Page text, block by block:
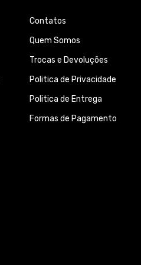
Contatos
Quem Somos
Trocas e Devoluções
Politica de Privacidade
Politica de Entrega
Formas de Pagamento